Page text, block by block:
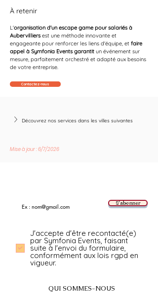
À retenir
L'organisation d'un escape game pour salariés à
Aubervilliers est une méthode innovante et
engageante pour renforcer les liens d'équipe, et faire
appel à Symfonia Events garantit un événement sur
mesure, parfaitement orchestré et adapté aux besoins
de votre entreprise.
Contactez-nous
Découvrez nos services dans les villes suivantes
Mise à jour : 6/7/2026
S'abonner
J'accepte d'être recontacté(e)
par Symfonia Events, faisant
suite à l'envoi du formulaire,
conformément aux lois rgpd en
vigueur.
QUI SOMMES-NOUS